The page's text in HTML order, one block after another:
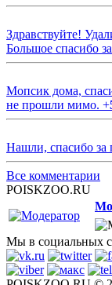
Здравствуйте!
Большое спасибо
Мопсик дома,
не прошли мимо. +
Нашли, спасибо за
Все комментарии
POISKZOO.RU
Мы в социальных